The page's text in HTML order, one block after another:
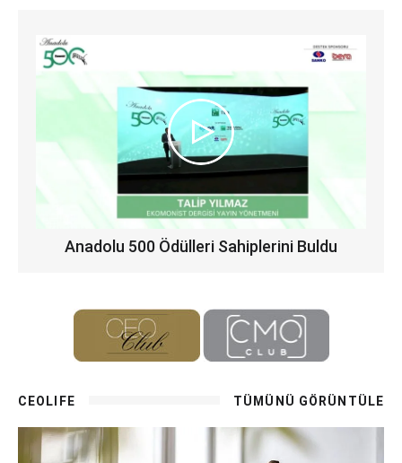
Anadolu 500 Ödülleri Sahiplerini Buldu
CEOLIFE TÜMÜNÜ GÖRÜNTÜLE